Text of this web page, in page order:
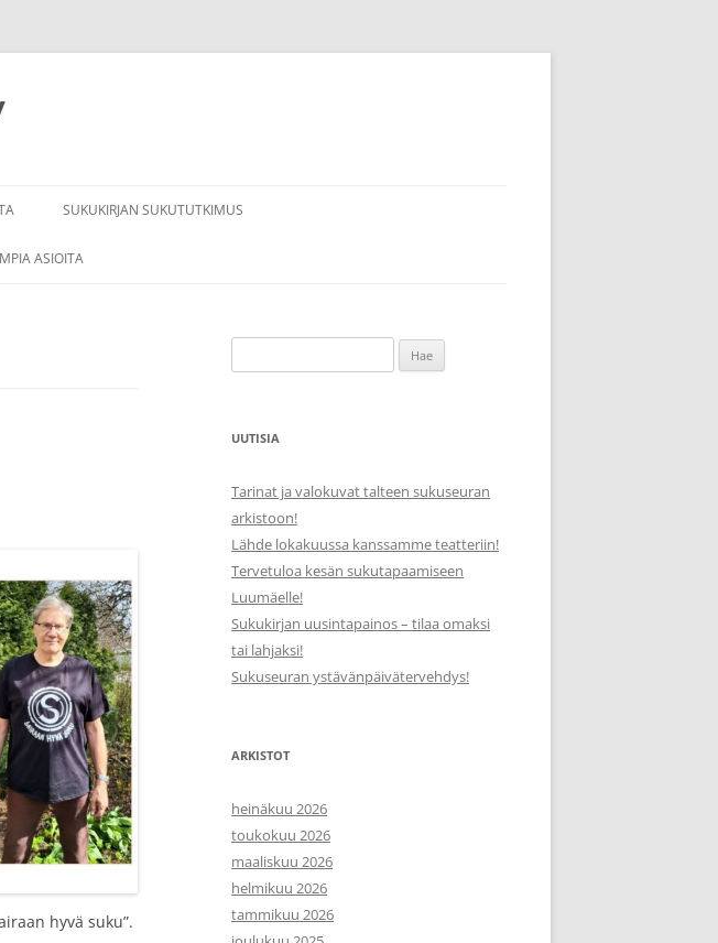
SUKUKIRJAN SUKUTUTKIMUS
ASIOITA
hyvä suku”.
UUTISIA
Tarinat ja valokuvat talteen sukuseuran
arkistoon!
Lähde lokakuussa kanssamme teatteriin!
Tervetuloa kesän sukutapaamiseen
Luumäelle!
Sukukirjan uusintapainos – tilaa omaksi
tai lahjaksi!
Sukuseuran ystävänpäivätervehdys!
ARKISTOT
heinäkuu 2026
toukokuu 2026
maaliskuu 2026
helmikuu 2026
tammikuu 2026